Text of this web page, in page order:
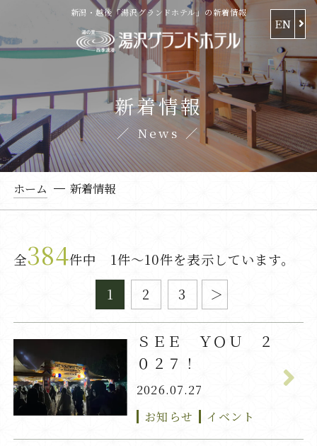
新潟・越後「湯沢グランドホテル」の新着情報
EN
新着情報
News
ホーム 新着情報
全384件中 1件～10件を表示しています。
1
2 3
ＳＥＥ ＹＯＵ ２
０２７！
2026.07.27
お知らせ
イベント